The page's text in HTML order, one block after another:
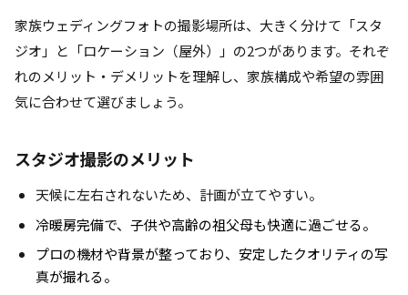
家族ウェディングフォトの撮影場所は、大きく分けて「スタ
ジオ」と「ロケーション（屋外）」の2つがあります。それぞ
れのメリット・デメリットを理解し、家族構成や希望の雰囲
気に合わせて選びましょう。
スタジオ撮影のメリット
天候に左右されないため、計画が立てやすい。
冷暖房完備で、子供や高齢の祖父母も快適に過ごせる。
プロの機材や背景が整っており、安定したクオリティの写
真が撮れる。